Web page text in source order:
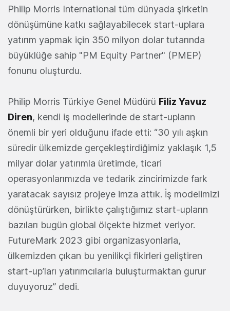
Philip Morris International tüm dünyada şirketin
dönüşümüne katkı sağlayabilecek start-uplara
yatırım yapmak için 350 milyon dolar tutarında
büyüklüğe sahip "PM Equity Partner" (PMEP)
fonunu oluşturdu.
Philip Morris Türkiye Genel Müdürü Filiz Yavuz
Diren, kendi iş modellerinde de start-upların
önemli bir yeri olduğunu ifade etti: “30 yılı aşkın
süredir ülkemizde gerçekleştirdiğimiz yaklaşık 1,5
milyar dolar yatırımla üretimde, ticari
operasyonlarımızda ve tedarik zincirimizde fark
yaratacak sayısız projeye imza attık. İş modelimizi
dönüştürürken, birlikte çalıştığımız start-upların
bazıları bugün global ölçekte hizmet veriyor.
FutureMark 2023 gibi organizasyonlarla,
ülkemizden çıkan bu yenilikçi fikirleri geliştiren
start-up’ları yatırımcılarla buluşturmaktan gurur
duyuyoruz” dedi.